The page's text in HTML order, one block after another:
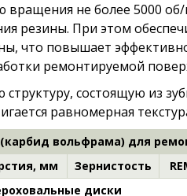
вращения не более 5000
резины. При этом
что повышает
ремонтируемой
состоящую из
равномерная
вольфрама) для
мм Зернистость
диски